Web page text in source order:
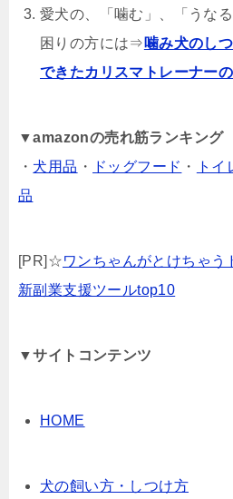
愛犬の、「噛む」、「うな
困りの方には⇒ 噛み犬のし
できたカリスマトレーナー
▼amazonの売れ筋ランキング
・ 犬用品 ・ ドッグフード ・ トイ
品
[PR]☆ワンちゃんがとけちゃう
新副業支援ツールtop10
▼サイトコンテンツ
HOME
犬の飼い方・しつけ方